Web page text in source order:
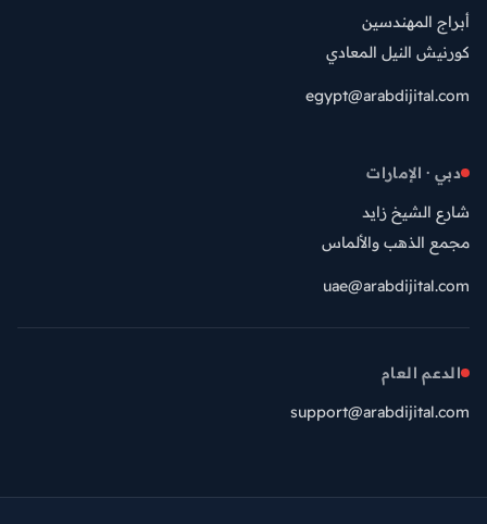
أبراج المهندسين
كورنيش النيل المعادي
egypt@arabdijital.com
دبي · الإمارات
شارع الشيخ زايد
مجمع الذهب والألماس
uae@arabdijital.com
الدعم العام
support@arabdijital.com